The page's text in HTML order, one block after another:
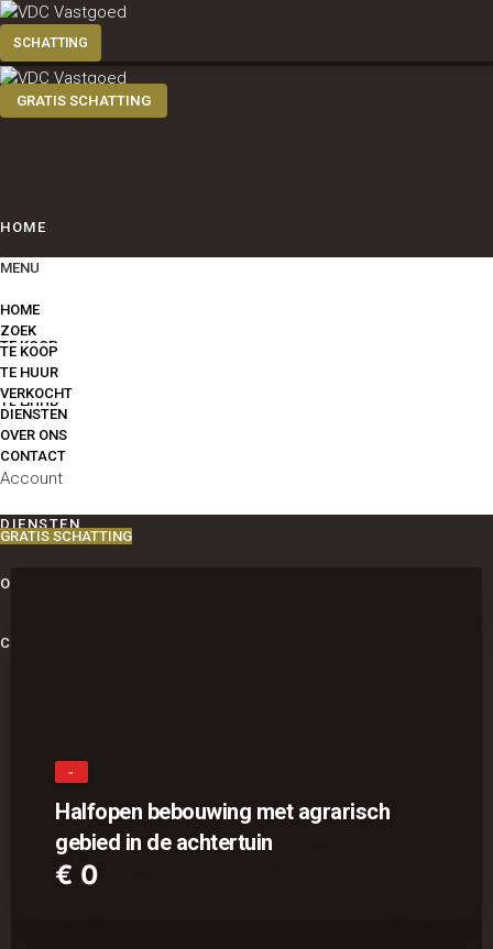
GRATIS SCHATTING
HOME
TE KOOP
TE HUUR
VERKOCHT
DIENSTEN
OVER ONS
CONTACT
MENU
HOME
ZOEK
TE KOOP
TE HUUR
VERKOCHT
DIENSTEN
OVER ONS
CONTACT
Account
GRATIS SCHATTING
-
Halfopen bebouwing met agrarisch
gebied in de achtertuin
€ 0